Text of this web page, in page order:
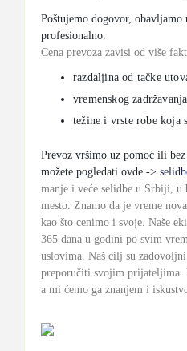
Poštujemo dogovor,
profesionalno.
Cena prevoza zavisi od više
razdaljina od tačke
vremenskog
težine i vrste robe koja
Prevoz vršimo uz pomoć ili
možete pogledati ovde ->
manje i veće selidbe u Srbiji,
mesto. Znamo da je vreme
kao što cenimo i svoje. Naše
365 dana u godini po svim
uslovima. Naš cilj su
preporučiti svojim prijateljima.
a mi ćemo ga znanjem i